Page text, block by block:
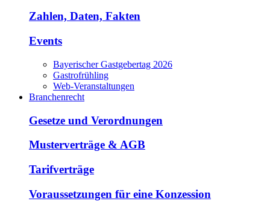
Zahlen, Daten, Fakten
Events
Bayerischer Gastgebertag 2026
Gastrofrühling
Web-Veranstaltungen
Branchenrecht
Gesetze und Verordnungen
Musterverträge & AGB
Tarifverträge
Voraussetzungen für eine Konzession